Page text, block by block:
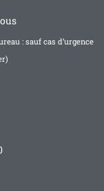
: sauf cas d’urgence